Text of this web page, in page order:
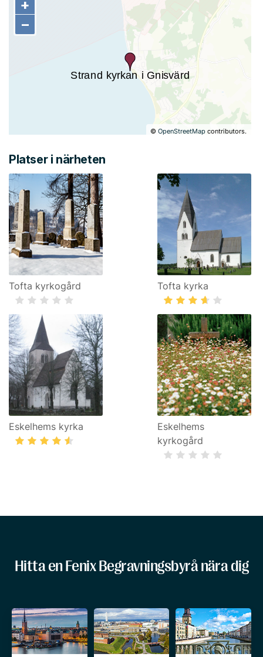
+
−
©OpenStreetMap contributors.
+
−
Platser i närheten
Tofta kyrkogård Tofta kyrka
Eskelhems kyrka
Eskelhems
kyrkogård
Hitta en Fenix Begravningsbyrå nära dig